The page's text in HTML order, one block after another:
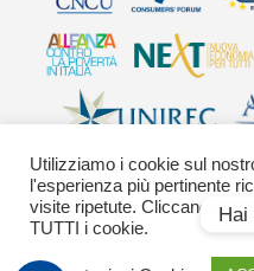
Utilizziamo i cookie sul
l'esperienza più pertinente
visite ripetute. Cliccando su
TUTTI i cookie.
Hai